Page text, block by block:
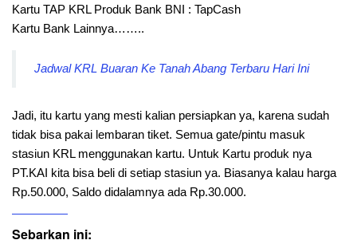
Kartu TAP KRL Produk Bank BNI : TapCash
Kartu Bank Lainnya……..
Jadwal KRL Buaran Ke Tanah Abang Terbaru Hari Ini
Jadi, itu kartu yang mesti kalian persiapkan ya, karena sudah
tidak bisa pakai lembaran tiket. Semua gate/pintu masuk
stasiun KRL menggunakan kartu. Untuk Kartu produk nya
PT.KAI kita bisa beli di setiap stasiun ya. Biasanya kalau harga
Rp.50.000, Saldo didalamnya ada Rp.30.000.
Sebarkan ini: